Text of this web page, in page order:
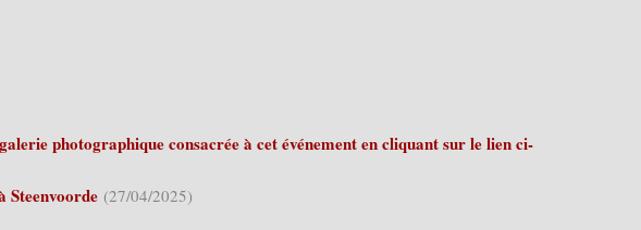
photographique consacrée à cet événement en cliquant sur le lien ci-
Steenvoorde(27/04/2025)